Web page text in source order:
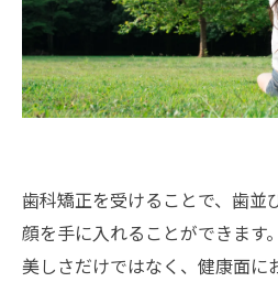
歯科矯正を受けることで、歯並
顔を手に入れることができます
美しさだけではなく、健康面に